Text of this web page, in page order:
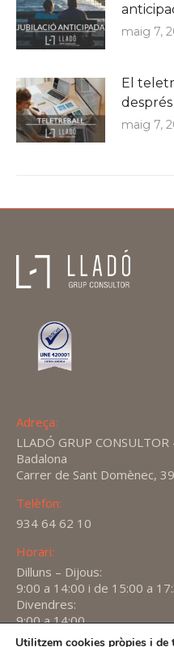
maig 7,
El
després
maig 7,
Adreça:
LLADÓ GRUP
Badalona
Carrer de Sant Domènec,
Telèfon:
934 64 62 10
Horari:
Dilluns – Dijous:
9:00 a 14:00 i de 15:00 a
Divendres:
9:00 a 14:00
Utilitzem cookies pròpies i de